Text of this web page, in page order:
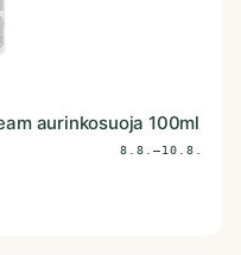
aurinkosuoja 100ml
8.8.–10.8.